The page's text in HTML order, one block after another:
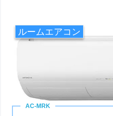
ルームエアコン